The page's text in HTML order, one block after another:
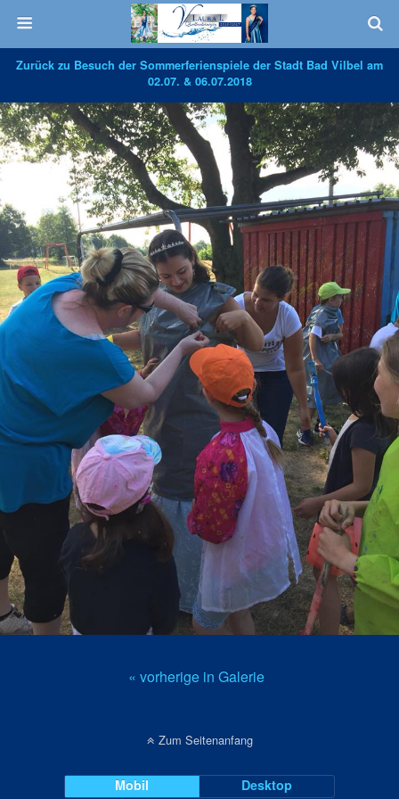
Zurück zu Besuch der Sommerferienspiele der Stadt Bad Vilbel am
02.07. & 06.07.2018
« vorherige in Galerie
Zum Seitenanfang
Mobil Desktop